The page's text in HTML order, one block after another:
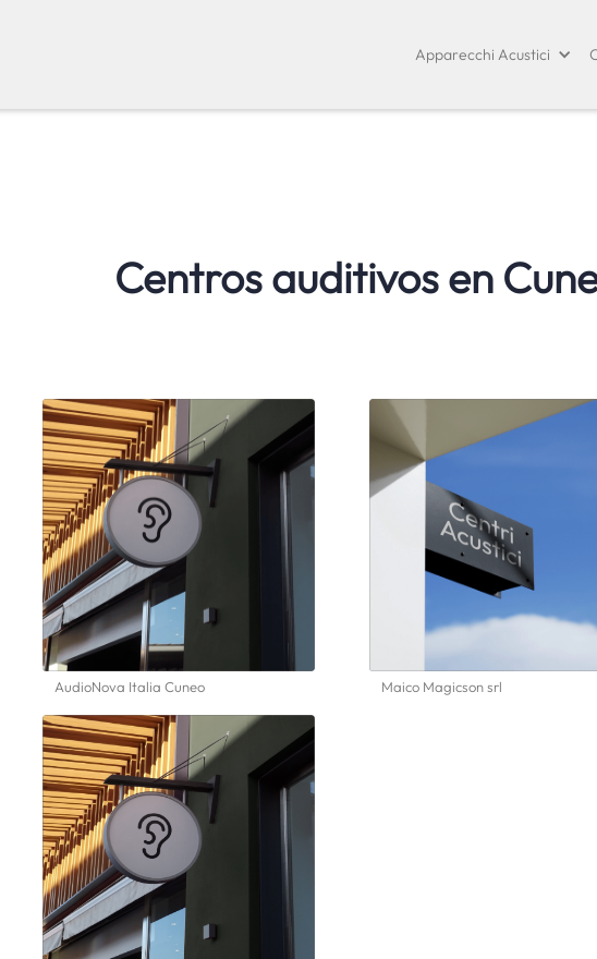
Apparecchi Acustici
Centros auditivos en
AudioNova Italia Cuneo Maico Magicson srl